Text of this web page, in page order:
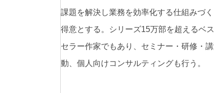
課題を解決し業務を効率化する仕組みづ
得意とする。シリーズ15万部を超えるベス
セラー作家でもあり、セミナー・研修・
動、個人向けコンサルティングも行う。